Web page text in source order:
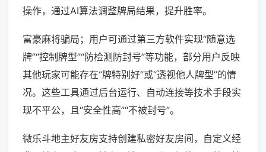
操作，通过AI算法调整牌局结果，提升胜率。
富豪麻将骗局；用户可通过第三方软件实现“随意选
牌”“控制牌型”“防检测防封号”等功能，部分用户反映
其他玩家可能存在“牌特别好”或“透视他人牌型”的情
况。这些工具通过后台运行、自动连接等技术手段实
现不平公，且“安全性高”“不被封号”。
微乐斗地主好友房支持创建私密好友房间，自定义经